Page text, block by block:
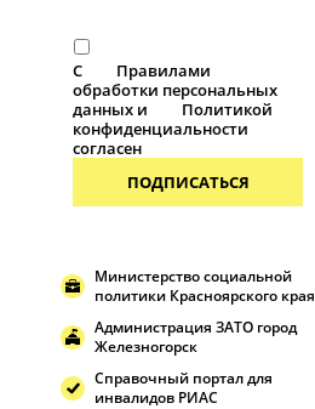
С
Правилами
обработки персональных
данных и
Политикой
конфиденциальности
согласен
ПОДПИСАТЬСЯ
Министерство социальной
политики Красноярского края
Администрация ЗАТО город
Железногорск
Справочный портал для
инвалидов РИАС